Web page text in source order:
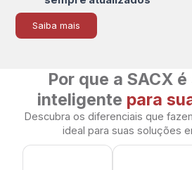
Saiba mais
Por que a SACX
inteligente para
Descubra os diferenciais que
ideal para suas soluções